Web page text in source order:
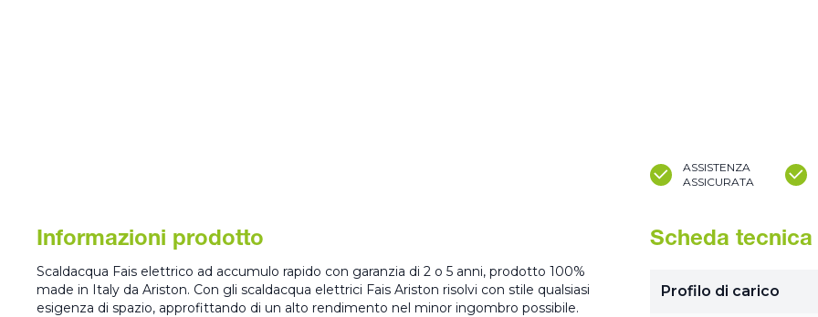
ASSISTENZA
ASSICURATA
Informazioni prodotto
Scaldacqua Fais elettrico ad accumulo rapido con garanzia di 2 o 5 anni, prodotto 100%
made in Italy da Ariston. Con gli scaldacqua elettrici Fais Ariston risolvi con stile qualsiasi
esigenza di spazio, approfittando di un alto rendimento nel minor ingombro possibile.
Scheda tecnica
Profilo di carico